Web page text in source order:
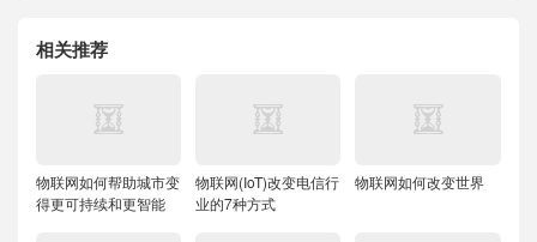
相关推荐
物联网如何帮助城市变
得更可持续和更智能
物联网(IoT)改变电信行
业的7种方式
物联网如何改变世界